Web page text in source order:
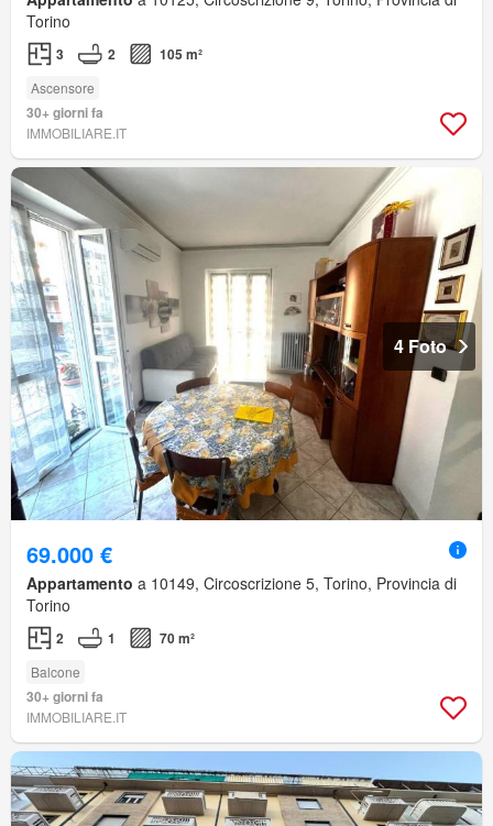
Torino
3 2 105 m²
Ascensore
30+ giorni fa
IMMOBILIARE.IT
4 Foto
69.000 €
Appartamento a 10149, Circoscrizione 5, Torino, Provincia di
Torino
2 1 70 m²
Balcone
30+ giorni fa
IMMOBILIARE.IT